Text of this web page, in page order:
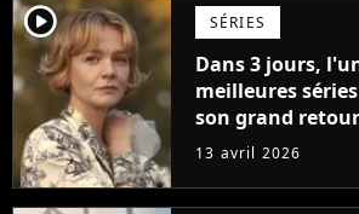
player2 SÉRIES
Dans 3 jours,
meilleures
son grand
d'œuvre à la
ans
13 avril 2026